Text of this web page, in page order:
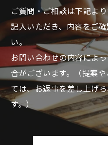
ご質問・ご相談は下記よ
記入いただき、内容をご
い。
お問い合わせの内容によ
合がございます。
（提案
ては、お返事を差し上げ
す。）